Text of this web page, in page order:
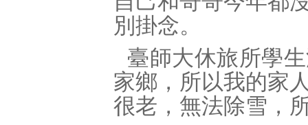
別掛念。
臺師大休旅所學
家鄉，所以我的家
很老，無法除雪，